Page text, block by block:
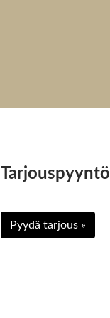
Tarjouspyyntö
Pyydä tarjous »